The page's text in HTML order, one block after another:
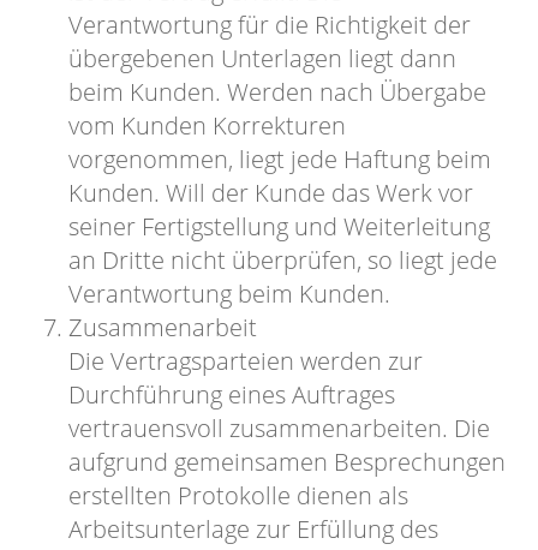
Verantwortung für die Richtigkeit der
übergebenen Unterlagen liegt dann
beim Kunden. Werden nach Übergabe
vom Kunden Korrekturen
vorgenommen, liegt jede Haftung beim
Kunden. Will der Kunde das Werk vor
seiner Fertigstellung und Weiterleitung
an Dritte nicht überprüfen, so liegt jede
Verantwortung beim Kunden.
Zusammenarbeit
Die Vertragsparteien werden zur
Durchführung eines Auftrages
vertrauensvoll zusammenarbeiten. Die
aufgrund gemeinsamen Besprechungen
erstellten Protokolle dienen als
Arbeitsunterlage zur Erfüllung des